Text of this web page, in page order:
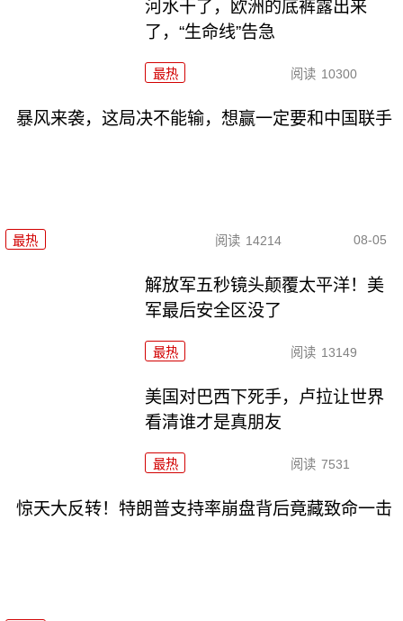
河水干了，欧洲的底裤露出来
了，“生命线”告急
最热 阅读 10300
暴风来袭，这局决不能输，想赢一定要和中国联手
最热 阅读 14214 08-05
解放军五秒镜头颠覆太平洋！美
军最后安全区没了
最热 阅读 13149
美国对巴西下死手，卢拉让世界
看清谁才是真朋友
最热 阅读 7531
惊天大反转！特朗普支持率崩盘背后竟藏致命一击